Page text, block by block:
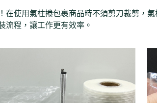
在使用氣柱捲包裹商品時不須剪刀裁剪，
流程，讓工作更有效率。